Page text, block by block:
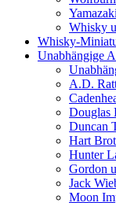
Yamazaki
Whisky
Whisky-
Unabhängige
A.D.
Douglas
Duncan
Hart
Hunter
Gordon
Jack
Moon